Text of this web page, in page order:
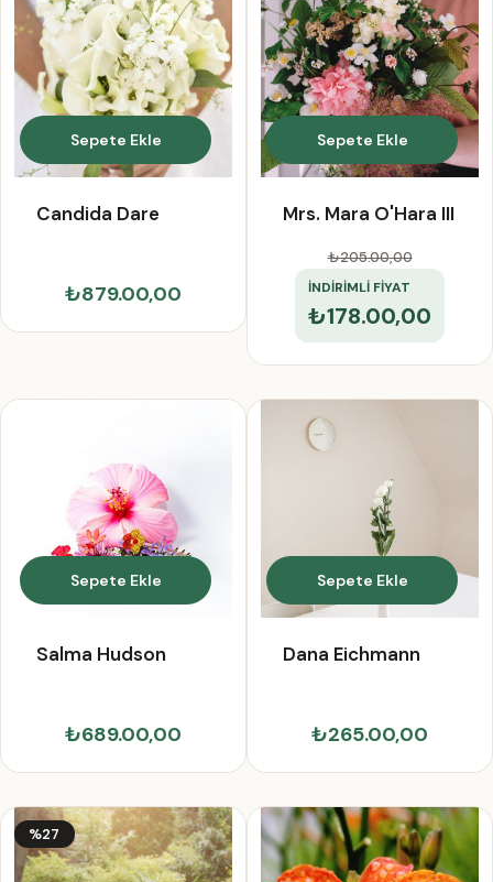
Sepete Ekle
Candida Dare
₺879.00,00
Sepete Ekle
Mrs. Mara O'Hara III
₺205.00,00
İNDİRİMLİ FİYAT
₺178.00,00
Sepete Ekle
Salma Hudson
₺689.00,00
Sepete Ekle
Dana Eichmann
₺265.00,00
%27